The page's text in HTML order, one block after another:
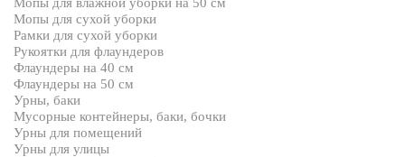
Мопы для сухой уборки
Рамки для сухой уборки
Рукоятки для флаундеров
Флаундеры на 40 см
Флаундеры на 50 см
Урны, баки
Мусорные контейнеры, баки, бочки
Урны для помещений
Урны для улицы